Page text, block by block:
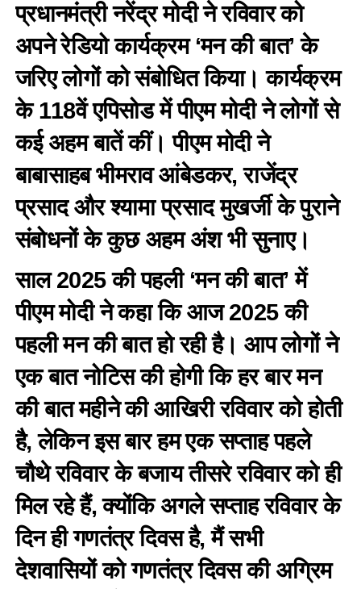
प्रधानमंत्री नरेंद्र मोदी ने रविवार को
अपने रेडियो कार्यक्रम ‘मन की बात’ के
जरिए लोगों को संबोधित किया। कार्यक्रम
के 118वें एपिसोड में पीएम मोदी ने लोगों से
कई अहम बातें कीं। पीएम मोदी ने
बाबासाहब भीमराव आंबेडकर, राजेंद्र
प्रसाद और श्यामा प्रसाद मुखर्जी के पुराने
संबोधनों के कुछ अहम अंश भी सुनाए।
साल 2025 की पहली ‘मन की बात’ में
पीएम मोदी ने कहा कि आज 2025 की
पहली मन की बात हो रही है। आप लोगों ने
एक बात नोटिस की होगी कि हर बार मन
की बात महीने की आखिरी रविवार को होती
है, लेकिन इस बार हम एक सप्ताह पहले
चौथे रविवार के बजाय तीसरे रविवार को ही
मिल रहे हैं, क्योंकि अगले सप्ताह रविवार के
दिन ही गणतंत्र दिवस है, मैं सभी
देशवासियों को गणतंत्र दिवस की अग्रिम